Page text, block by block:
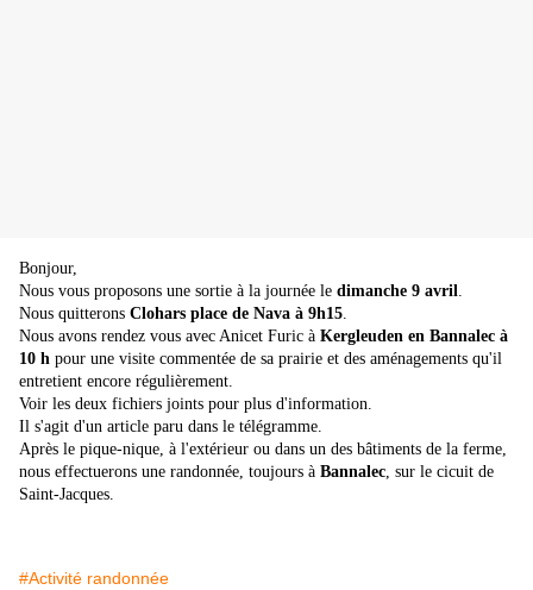
Bonjour,
Nous vous proposons une sortie à la journée le dimanche 9 avril.
Nous quitterons Clohars place de Nava à 9h15.
Nous avons rendez vous avec Anicet Furic à Kergleuden en Bannalec à
10 h pour une visite commentée de sa prairie et des aménagements qu'il
entretient encore régulièrement.
Voir les deux fichiers joints pour plus d'information.
Il s'agit d'un article paru dans le télégramme.
Après le pique-nique, à l'extérieur ou dans un des bâtiments de la ferme,
nous effectuerons une randonnée, toujours à Bannalec, sur le cicuit de
Saint-Jacques.
#Activité randonnée